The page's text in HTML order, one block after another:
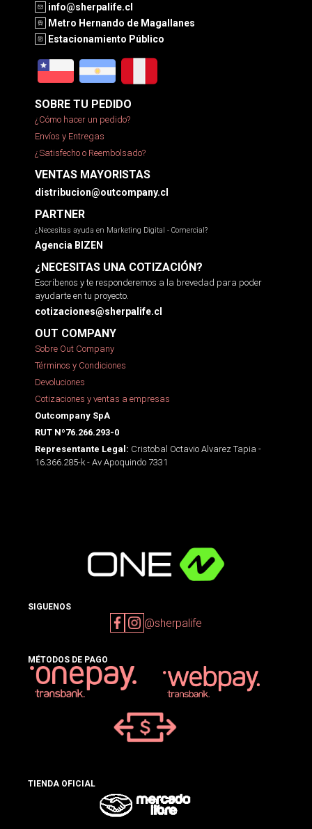
info@sherpalife.cl
Metro Hernando de Magallanes
Estacionamiento Público
SOBRE TU PEDIDO
¿Cómo hacer un pedido?
Envíos y Entregas
¿Satisfecho o Reembolsado?
VENTAS MAYORISTAS
distribucion@outcompany.cl
PARTNER
¿Necesitas ayuda en Marketing Digital - Comercial?
Agencia BIZEN
¿NECESITAS UNA COTIZACIÓN?
Escríbenos y te responderemos a la brevedad para poder
ayudarte en tu proyecto.
cotizaciones@sherpalife.cl
OUT COMPANY
Sobre Out Company
Términos y Condiciones
Devoluciones
Cotizaciones y ventas a empresas
Outcompany SpA
RUT Nº76.266.293-0
Representante Legal: Cristobal Octavio Alvarez Tapia -
16.366.285-k - Av Apoquindo 7331
SIGUENOS
@sherpalife
MÉTODOS DE PAGO
TIENDA OFICIAL